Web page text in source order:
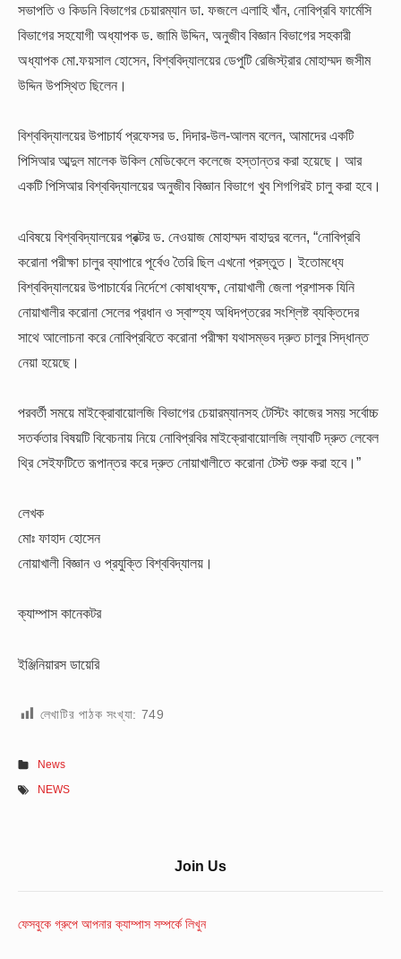
সভাপতি ও কিডনি বিভাগের চেয়ারম্যান ডা. ফজলে এলাহি খাঁন, নোবিপ্রবি ফার্মেসি
বিভাগের সহযোগী অধ্যাপক ড. জামি উদ্দিন, অনুজীব বিজ্ঞান বিভাগের সহকারী
অধ্যাপক মো.ফয়সাল হোসেন, বিশ্ববিদ্যালয়ের ডেপুটি রেজিস্ট্রার মোহাম্মদ জসীম
উদ্দিন উপস্থিত ছিলেন।
বিশ্ববিদ্যালয়ের উপাচার্য প্রফেসর ড. দিদার-উল-আলম বলেন, আমাদের একটি
পিসিআর আব্দুল মালেক উকিল মেডিকেলে কলেজে হস্তান্তর করা হয়েছে। আর
একটি পিসিআর বিশ্ববিদ্যালয়ের অনুজীব বিজ্ঞান বিভাগে খুব শিগগিরই চালু করা হবে।
এবিষয়ে বিশ্ববিদ্যালয়ের প্রক্টর ড. নেওয়াজ মোহাম্মদ বাহাদুর বলেন, “নোবিপ্রবি
করোনা পরীক্ষা চালুর ব্যাপারে পূর্বেও তৈরি ছিল এখনো প্রস্তুত। ইতোমধ্যে
বিশ্ববিদ্যালয়ের উপাচার্যের নির্দেশে কোষাধ্যক্ষ, নোয়াখালী জেলা প্রশাসক যিনি
নোয়াখালীর করোনা সেলের প্রধান ও স্বাস্হ্য অধিদপ্তরের সংশ্লিষ্ট ব্যক্তিদের
সাথে আলোচনা করে নোবিপ্রবিতে করোনা পরীক্ষা যথাসম্ভব দ্রুত চালুর সিদ্ধান্ত
নেয়া হয়েছে।
পরবর্তী সময়ে মাইক্রোবায়োলজি বিভাগের চেয়ারম্যানসহ টেস্টিং কাজের সময় সর্বোচ্চ
সতর্কতার বিষয়টি বিবেচনায় নিয়ে নোবিপ্রবির মাইক্রোবায়োলজি ল্যাবটি দ্রুত লেবেল
থ্রি সেইফটিতে রূপান্তর করে দ্রুত নোয়াখালীতে করোনা টেস্ট শুরু করা হবে।”
লেখক
মোঃ ফাহাদ হোসেন
নোয়াখালী বিজ্ঞান ও প্রযুক্তি বিশ্ববিদ্যালয়।
ক্যাম্পাস কানেকটর
ইঞ্জিনিয়ারস ডায়েরি
লেখাটির পাঠক সংখ্যা: 749
News
NEWS
Area
Join Us
ফেসবুকে গ্রুপে আপনার ক্যাম্পাস সম্পর্কে লিখুন